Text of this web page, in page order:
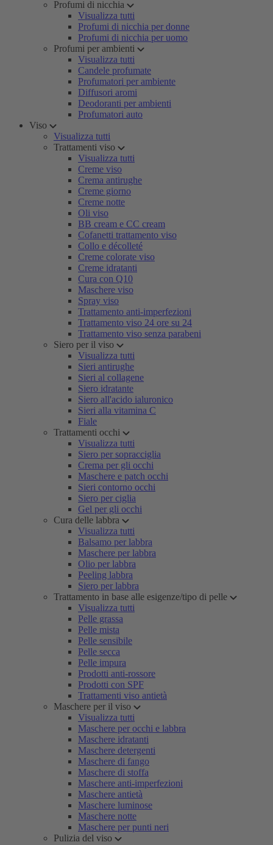
Profumi di nicchia
Visualizza tutti
Profumi di nicchia per donne
Profumi di nicchia per uomo
Profumi per ambienti
Visualizza tutti
Candele profumate
Profumatori per ambiente
Diffusori aromi
Deodoranti per ambienti
Profumatori auto
Viso
Visualizza tutti
Trattamenti viso
Visualizza tutti
Creme viso
Crema antirughe
Creme giorno
Creme notte
Oli viso
BB cream e CC cream
Cofanetti trattamento viso
Collo e décolleté
Creme colorate viso
Creme idratanti
Cura con Q10
Maschere viso
Spray viso
Trattamento anti-imperfezioni
Trattamento viso 24 ore su 24
Trattamento viso senza parabeni
Siero per il viso
Visualizza tutti
Sieri antirughe
Sieri al collagene
Siero idratante
Siero all'acido ialuronico
Sieri alla vitamina C
Fiale
Trattamenti occhi
Visualizza tutti
Siero per sopracciglia
Crema per gli occhi
Maschere e patch occhi
Sieri contorno occhi
Siero per ciglia
Gel per gli occhi
Cura delle labbra
Visualizza tutti
Balsamo per labbra
Maschere per labbra
Olio per labbra
Peeling labbra
Siero per labbra
Trattamento in base alle esigenze/tipo di pelle
Visualizza tutti
Pelle grassa
Pelle mista
Pelle sensibile
Pelle secca
Pelle impura
Prodotti anti-rossore
Prodotti con SPF
Trattamenti viso antietà
Maschere per il viso
Visualizza tutti
Maschere per occhi e labbra
Maschere idratanti
Maschere detergenti
Maschere di fango
Maschere di stoffa
Maschere anti-imperfezioni
Maschere antietà
Maschere luminose
Maschere notte
Maschere per punti neri
Pulizia del viso